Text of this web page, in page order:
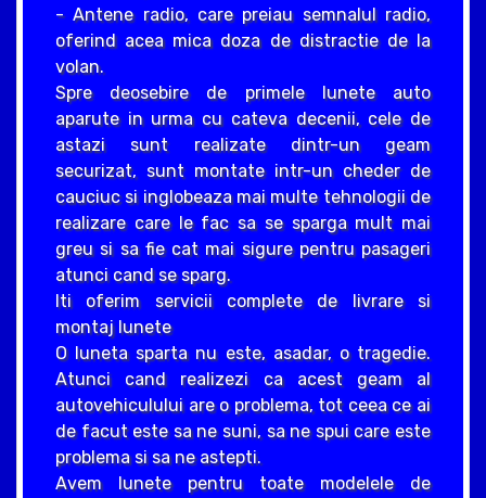
- Antene radio, care preiau semnalul radio,
oferind acea mica doza de distractie de la
volan.
Spre deosebire de primele lunete auto
aparute in urma cu cateva decenii, cele de
astazi sunt realizate dintr-un geam
securizat, sunt montate intr-un cheder de
cauciuc si inglobeaza mai multe tehnologii de
realizare care le fac sa se sparga mult mai
greu si sa fie cat mai sigure pentru pasageri
atunci cand se sparg.
Iti oferim servicii complete de livrare si
montaj lunete
O luneta sparta nu este, asadar, o tragedie.
Atunci cand realizezi ca acest geam al
autovehiculului are o problema, tot ceea ce ai
de facut este sa ne suni, sa ne spui care este
problema si sa ne astepti.
Avem lunete pentru toate modelele de